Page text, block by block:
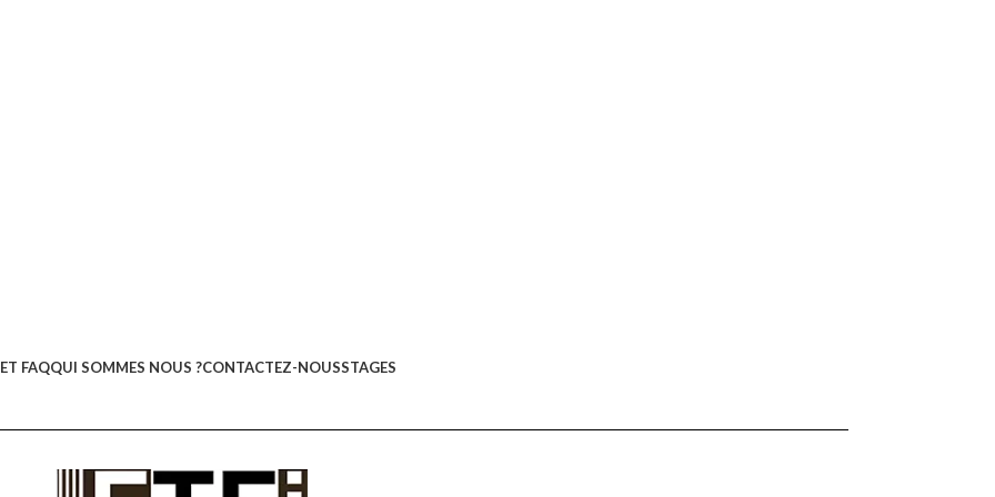
FAQQUI SOMMES NOUS ?CONTACTEZ-NOUSSTAGES